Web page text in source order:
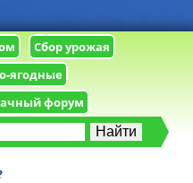
Сбор урожая
ягодные
форум